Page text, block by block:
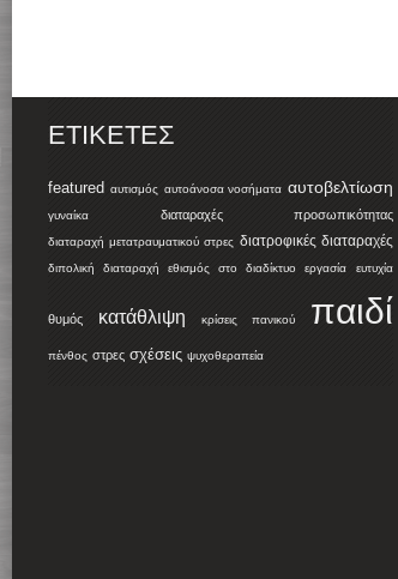
ΕΤΙΚΈΤΕΣ
featured αυτισμός αυτοάνοσα νοσήματα αυτοβελτίωση
γυναίκα διαταραχές προσωπικότητας
διαταραχή μετατραυματικού στρες διατροφικές διαταραχές
διπολική διαταραχή εθισμός στο διαδίκτυο εργασία ευτυχία
θυμός κατάθλιψη κρίσεις πανικού παιδί
πένθος στρες σχέσεις ψυχοθεραπεία